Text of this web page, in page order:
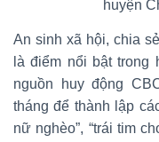
huyện
An sinh xã hội, chia
là điểm nổi bật trong
nguồn huy động
tháng để thành lập
nữ nghèo”, “trái tim